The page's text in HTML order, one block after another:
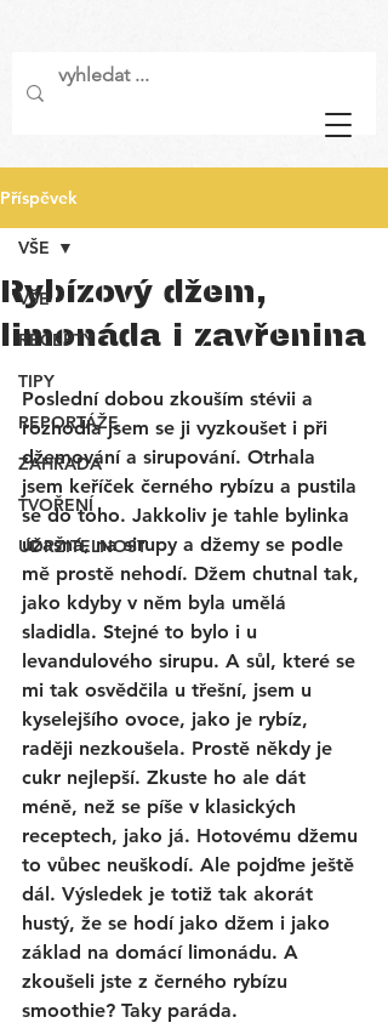
Příspěvek
VŠE
RECEPTY
TIPY
REPORTÁŽE
ZAHRADA
TVOŘENÍ
UDRŽITELNOST
VŠE
Rybízový džem,
limonáda i zavřenina
Poslední dobou zkouším stévii a
rozhodla jsem se ji vyzkoušet i při
džemování a sirupování. Otrhala
jsem keříček černého rybízu a pustila
se do toho. Jakkoliv je tahle bylinka
úžasná, na sirupy a džemy se podle
mě prostě nehodí. Džem chutnal tak,
jako kdyby v něm byla umělá
sladidla. Stejné to bylo i u
levandulového sirupu. A sůl, které se
mi tak osvědčila u třešní, jsem u
kyselejšího ovoce, jako je rybíz,
raději nezkoušela. Prostě někdy je
cukr nejlepší. Zkuste ho ale dát
méně, než se píše v klasických
receptech, jako já. Hotovému džemu
to vůbec neuškodí. Ale pojďme ještě
dál. Výsledek je totiž tak akorát
hustý, že se hodí jako džem i jako
základ na domácí limonádu. A
zkoušeli jste z černého rybízu
smoothie? Taky paráda.